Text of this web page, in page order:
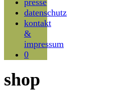
presse
datenschutz
kontakt
&
impressum
0
shop